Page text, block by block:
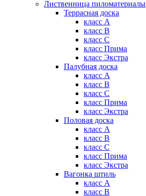
Лиственница пиломатериалы
Террасная доска
класс А
класс B
класс C
класс Прима
класс Экстра
Палубная доска
класс А
класс B
класс C
класс Прима
класс Экстра
Половая доска
класс А
класс B
класс C
класс Прима
класс Экстра
Вагонка штиль
класс А
класс B